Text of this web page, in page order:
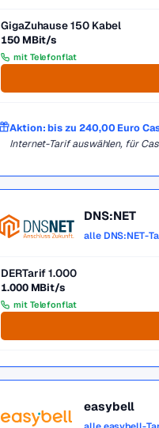
GigaZuhause 150 Kabel
150 MBit/s
mit Telefonflat
Aktion: bis zu 240,00 Euro
Internet-Tarif auswählen, für
DNS:NET
alle DNS:NET-
DERTarif 1.000
1.000 MBit/s
mit Telefonflat
easybell